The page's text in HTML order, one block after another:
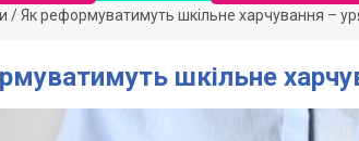
/Як реформуватимуть шкільне харчування –
шкільне